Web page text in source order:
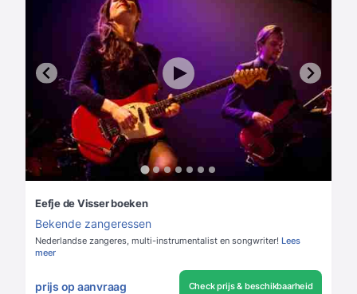
Eefje de Visser boeken
Bekende zangeressen
Nederlandse zangeres, multi-instrumentalist en songwriter! Lees
meer
prijs op aanvraag Check prijs & beschikbaarheid